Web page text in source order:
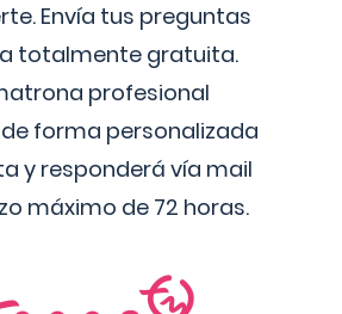
Envía tus preguntas
totalmente gratuita.
profesional
forma personalizada
y responderá vía mail
máximo de 72 horas.